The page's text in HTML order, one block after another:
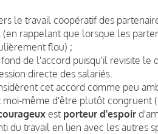
le travail coopératif des
(en rappelant que lorsque les
flou) ;
de l'accord puisqu'il revisite le
directe des salariés.
cet accord comme peu
moi-même d'être plutôt congruent
est porteur d'espoir
du travail en lien avec les autres